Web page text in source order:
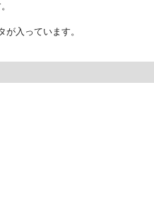
が入っています。